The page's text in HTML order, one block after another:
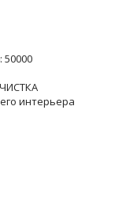
50000
интерьера